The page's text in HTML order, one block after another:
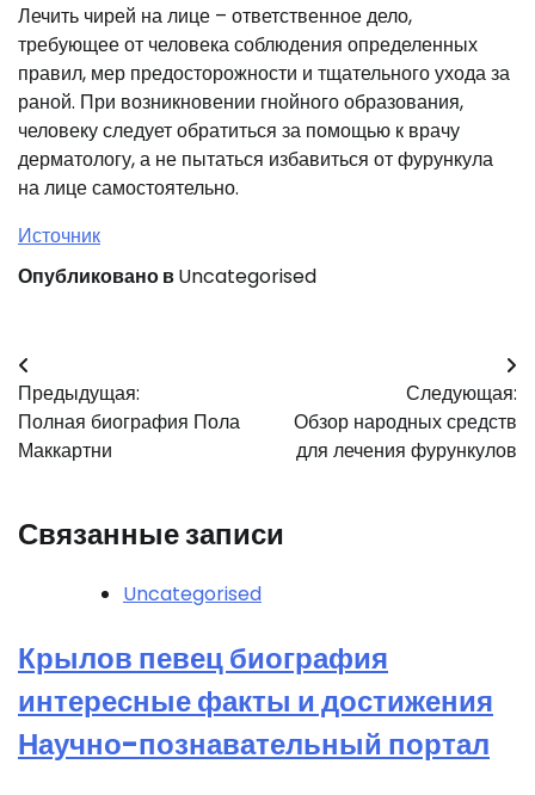
Лечить чирей на лице – ответственное дело,
требующее от человека соблюдения определенных
правил, мер предосторожности и тщательного ухода за
раной. При возникновении гнойного образования,
человеку следует обратиться за помощью к врачу
дерматологу, а не пытаться избавиться от фурункула
на лице самостоятельно.
Источник
Опубликовано вUncategorised
Навигация
по
записям
Предыдущая:
Полная биография Пола
Маккартни
Следующая:
Обзор народных средств
для лечения фурункулов
Связанные записи
Uncategorised
Крылов певец биография
интересные факты и достижения
Научно-познавательный портал